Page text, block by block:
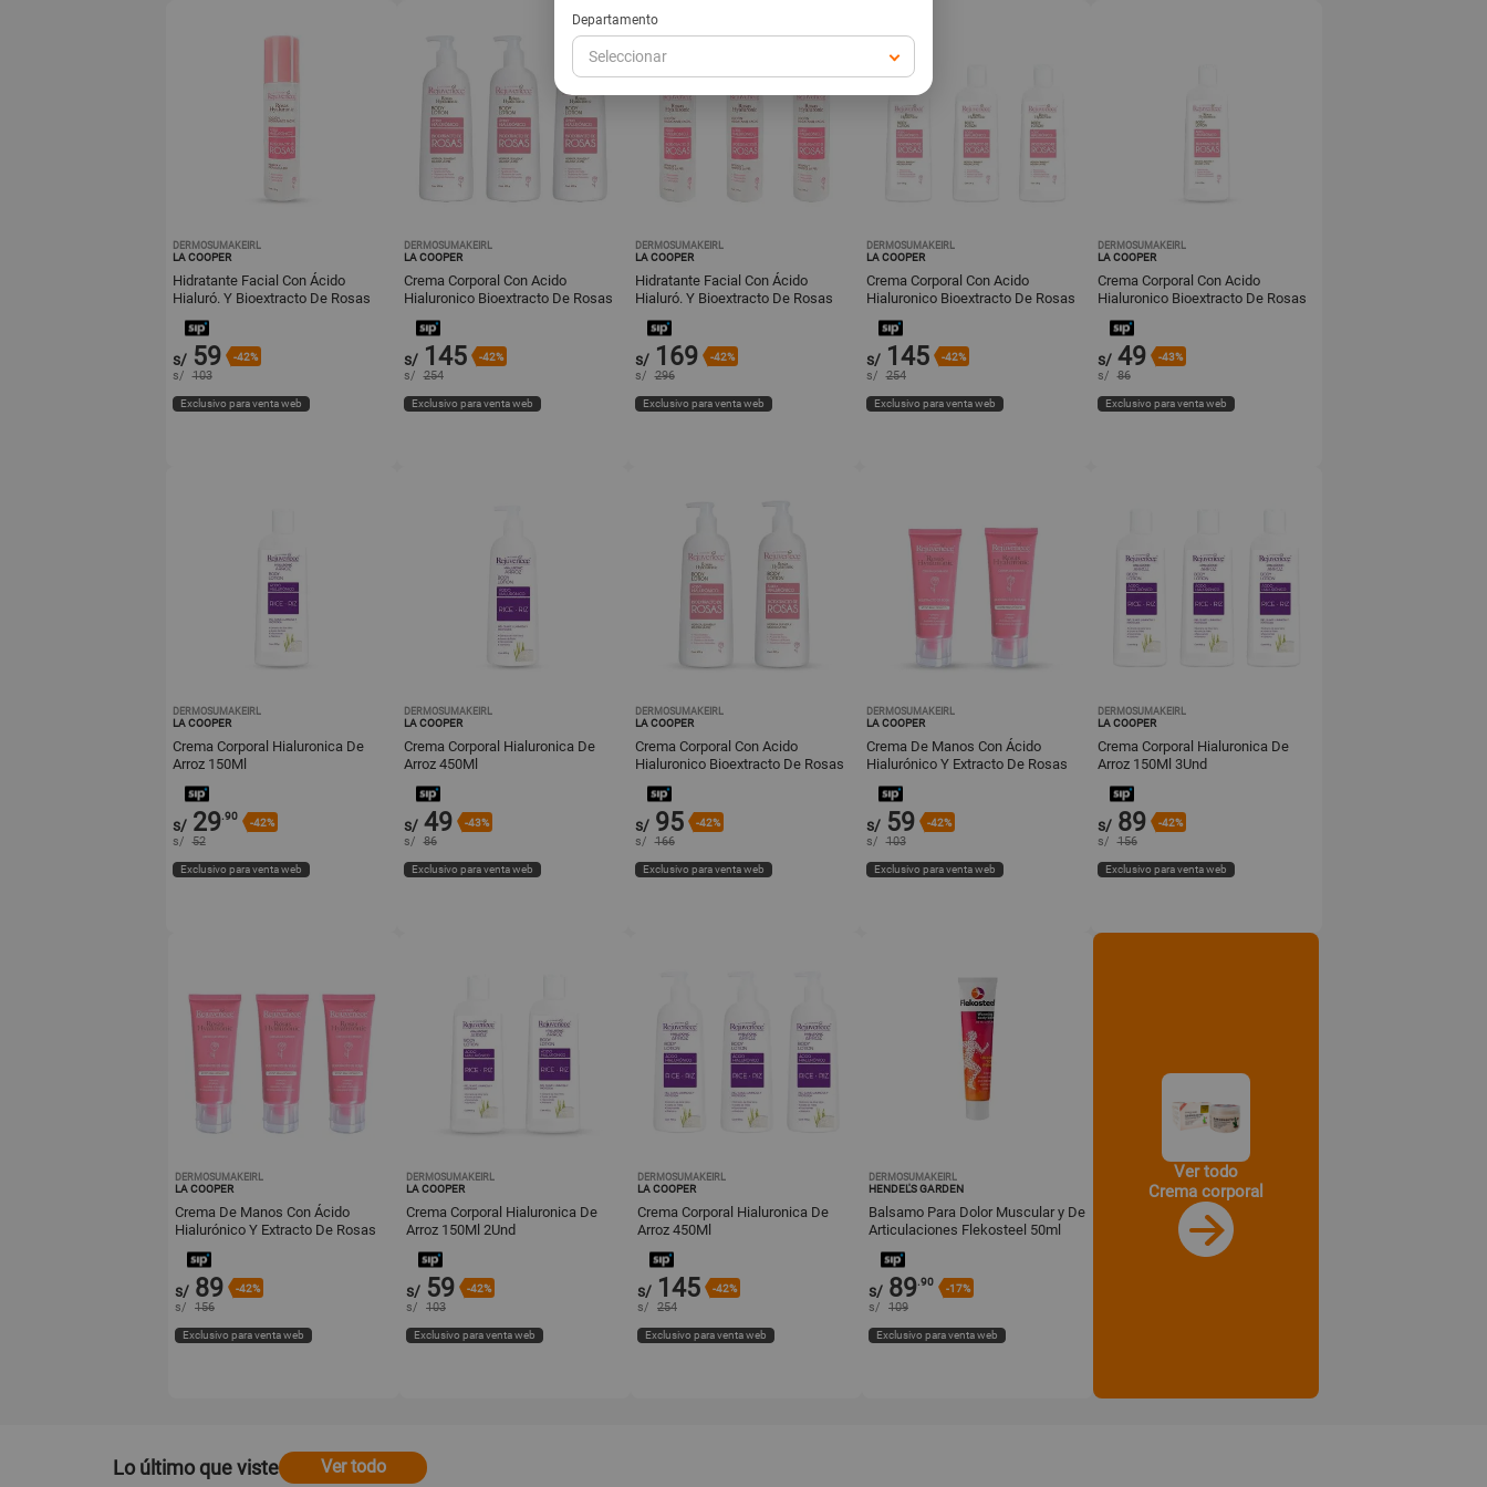
DERMOSUMAKEIRL
LA COOPER
Hidratante Facial Con Ácido
Hialuró. Y Bioextracto De Rosas
s/ 59 -42%
s/ 103
Exclusivo para venta web
DERMOSUMAKEIRL
LA COOPER
Crema Corporal Con Acido
Hialuronico Bioextracto De Rosas
s/ 145 -42%
s/ 254
Exclusivo para venta web
DERMOSUMAKEIRL
LA COOPER
Hidratante Facial Con Ácido
Hialuró. Y Bioextracto De Rosas
s/ 169 -42%
s/ 296
Exclusivo para venta web
DERMOSUMAKEIRL
LA COOPER
Crema Corporal Con Acido
Hialuronico Bioextracto De Rosas
s/ 145 -42%
s/ 254
Exclusivo para venta web
DERMOSUMAKEIRL
LA COOPER
Crema Corporal Con Acido
Hialuronico Bioextracto De Rosas
s/ 49 -43%
s/ 86
Exclusivo para venta web
DERMOSUMAKEIRL
LA COOPER
Crema Corporal Hialuronica De
Arroz 150Ml
s/ 29.90
-42%
s/ 52
Exclusivo para venta web
DERMOSUMAKEIRL
LA COOPER
Crema Corporal Hialuronica De
Arroz 450Ml
s/ 49 -43%
s/ 86
Exclusivo para venta web
DERMOSUMAKEIRL
LA COOPER
Crema Corporal Con Acido
Hialuronico Bioextracto De Rosas
s/ 95 -42%
s/ 166
Exclusivo para venta web
DERMOSUMAKEIRL
LA COOPER
Crema De Manos Con Ácido
Hialurónico Y Extracto De Rosas
s/ 59 -42%
s/ 103
Exclusivo para venta web
DERMOSUMAKEIRL
LA COOPER
Crema Corporal Hialuronica De
Arroz 150Ml 3Und
s/ 89 -42%
s/ 156
Exclusivo para venta web
DERMOSUMAKEIRL
LA COOPER
Crema De Manos Con Ácido
Hialurónico Y Extracto De Rosas
s/ 89 -42%
s/ 156
Exclusivo para venta web
DERMOSUMAKEIRL
LA COOPER
Crema Corporal Hialuronica De
Arroz 150Ml 2Und
s/ 59 -42%
s/ 103
Exclusivo para venta web
DERMOSUMAKEIRL
LA COOPER
Crema Corporal Hialuronica De
Arroz 450Ml
s/ 145 -42%
s/ 254
Exclusivo para venta web
DERMOSUMAKEIRL
HENDEL'S GARDEN
Balsamo Para Dolor Muscular y De
Articulaciones Flekosteel 50ml
s/ 89.90
-17%
s/ 109
Exclusivo para venta web
Ver todo
Crema corporal
Lo último que viste Ver todo
Departamento
Seleccionar